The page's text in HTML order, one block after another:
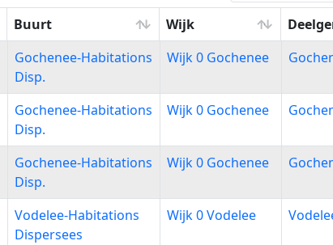
Buurt Wijk
Buurt Wijk
Gochenee-Habitations
Disp.
Wijk 0 Gochenee
Gochenee-Habitations
Disp.
Wijk 0 Gochenee
Gochenee-Habitations
Disp.
Wijk 0 Gochenee
Vodelee-Habitations
Dispersees
Wijk 0 Vodelee